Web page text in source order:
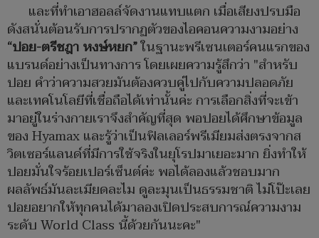
และที่ทำเอาฮอลล์จัดงานแทบแตก เมื่อเสียงปรบมือ
ดังสนั่นต้อนรับการปรากฏตัวของไอคอนความงามอย่าง
“ปอย-ตรีชฎา หงษ์หยก”ในฐานะพรีเซนเตอร์คนแรกของ
แบรนด์อย่างเป็นทางการ โดยเผยความรู้สึกว่า "สำหรับ
ปอย คำว่าความสวยมันต้องควบคู่ไปกับความปลอดภัย
และเทคโนโลยีที่เชื่อถือได้เท่านั้นค่ะ การเลือกสิ่งที่จะเข้า
มาอยู่ในร่างกายเราจึงสำคัญที่สุด พอปอยได้ศึกษาข้อมูล
ของ Hyamax และรู้ว่าเป็นฟิลเลอร์พรีเมียมส่งตรงจากส
วิตเซอร์แลนด์ที่มีการใช้จริงในยุโรปมาเยอะมาก ยิ่งทำให้
ปอยมั่นใจร้อยเปอร์เซ็นต์ค่ะ พอได้ลองแล้วชอบมาก
ผลลัพธ์มันละเมียดละไม ดูละมุนเป็นธรรมชาติ ไม่โป๊ะเลย
ปอยอยากให้ทุกคนได้มาลองเปิดประสบการณ์ความงาม
ระดับ World Class นี้ด้วยกันนะคะ"